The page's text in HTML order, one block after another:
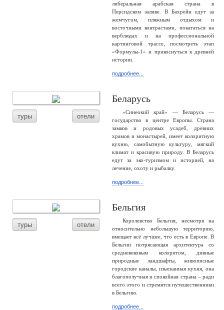
либеральная арабская страна в
Персидском заливе. В Бахрейн едут за
жемчугом, пляжным отдыхом и
восточными контрастами, покататься на
верблюдах и на профессиональной
картинговой трассе, посмотреть этап
«Формулы-1» и прикоснуться к древней
истории.
подробнее...
туры отели
Беларусь
«Синеокий край» — Беларусь —
государство в центре Европы. Страна
замков и родовых усадеб, древних
храмов и монастырей, имеет колоритную
кухню, самобытную культуру, мягкий
климат и красивую природу. В Беларусь
едут за эко-туризмом и историей, на
лечение, охоту и рыбалку.
подробнее...
туры отели
Бельгия
Королевство Бельгия, несмотря на
относительно небольшую территорию,
вмещает всё лучшее, что есть в Европе. В
Бельгии потрясающая архитектура со
средневековым колоритом, дивные
природные ландшафты, живописные
городские каналы, изысканная кухня, она
благополучная и спокойная страна – ради
всего этого и стремятся путешественники
в Бельгию.
подробнее...